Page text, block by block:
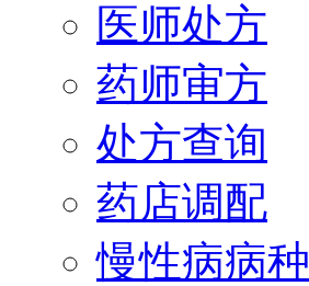
医师处方
药师审方
处方查询
药店调配
慢性病病种